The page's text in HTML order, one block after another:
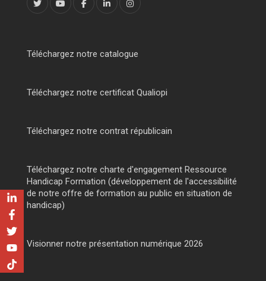
Téléchargez notre catalogue
Téléchargez notre certificat Qualiopi
Téléchargez notre contrat républicain
Téléchargez notre charte d'engagement Ressource
Handicap Formation (développement de l'accessibilité
de notre offre de formation au public en situation de
handicap)
Visionner notre présentation numérique 2026